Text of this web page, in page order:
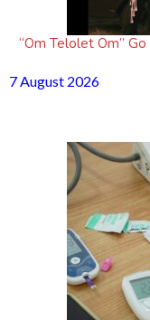
“Om Telolet Om”
7 August 2026